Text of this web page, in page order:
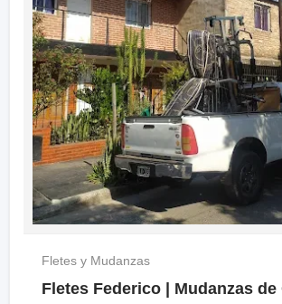
Fletes y Mudanzas
Fletes Federico | Mudanzas de